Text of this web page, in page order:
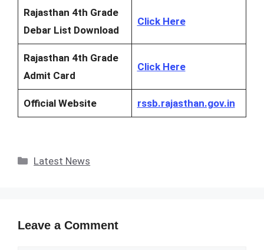
Rajasthan 4th Grade
Debar List Download
Click Here
Rajasthan 4th Grade
Admit Card
Click Here
Official Website rssb.rajasthan.gov.in
Categories
Latest News
Leave a Comment